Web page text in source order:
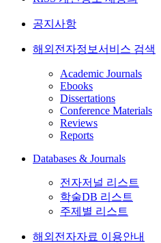
공지사항
해외전자정보서비스 검색
Academic Journals
Ebooks
Dissertations
Conference Materials
Reviews
Reports
Databases & Journals
전자저널 리스트
학술DB 리스트
주제별 리스트
해외전자자료 이용안내